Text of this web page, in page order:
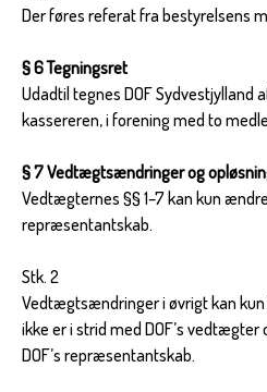
Der føres referat fra bestyrelsens
§ 6 Tegningsret
Udadtil tegnes DOF Sydvestjylland
kassereren, i forening med to
§ 7 Vedtægtsændringer og
Vedtægternes §§ 1–7 kan kun
repræsentantskab.
Stk. 2
Vedtægtsændringer i øvrigt kan
ikke er i strid med DOF’s
DOF’s repræsentantskab.